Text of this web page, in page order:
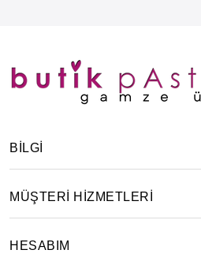
BILGI
MÜŞTERİ HİZMETLERİ
HESABIM